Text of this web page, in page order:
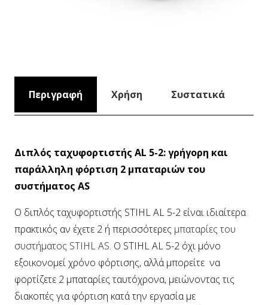
Περιγραφή Χρήση Συστατικά
Διπλός ταχυφορτιστής AL 5-2: γρήγορη και
παράλληλη φόρτιση 2 μπαταριών του
συστήματος AS
Ο διπλός ταχυφορτιστής STIHL AL 5-2 είναι ιδιαίτερα
πρακτικός αν έχετε 2 ή περισσότερες μπαταρίες του
συστήματος STIHL AS. Ο STIHL AL 5-2 όχι μόνο
εξοικονομεί χρόνο φόρτισης, αλλά μπορείτε να
φορτίζετε 2 μπαταρίες ταυτόχρονα, μειώνοντας τις
διακοπές για φόρτιση κατά την εργασία με